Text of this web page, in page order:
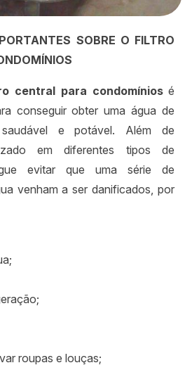
SOBRE O FILTRO
central para condomíniosé
conseguir obter uma água de
saudável e potável. Além de
em diferentes tipos de
evitar que uma série de
venham a ser danificados, por
roupas e louças;